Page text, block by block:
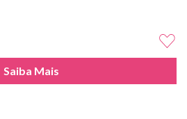
Saiba Mais